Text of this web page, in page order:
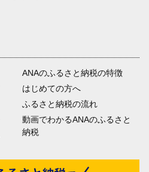
ANAのふるさと納税の特徴
はじめての方へ
ふるさと納税の流れ
動画でわかるANAのふるさと
納税